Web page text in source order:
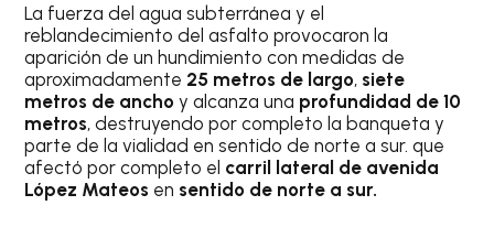
La fuerza del agua subterránea y el
reblandecimiento del asfalto provocaron la
aparición de un hundimiento con medidas de
aproximadamente 25 metros de largo, siete
metros de ancho y alcanza una profundidad de 10
metros, destruyendo por completo la banqueta y
parte de la vialidad en sentido de norte a sur. que
afectó por completo el carril lateral de avenida
López Mateos en sentido de norte a sur.